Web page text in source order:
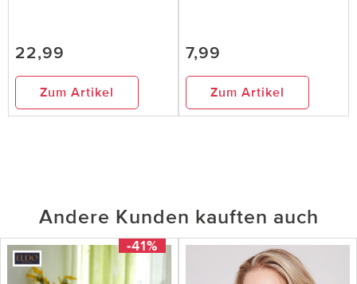
22,99
Zum Artikel
7,99
Zum Artikel
Andere Kunden kauften auch
-41%